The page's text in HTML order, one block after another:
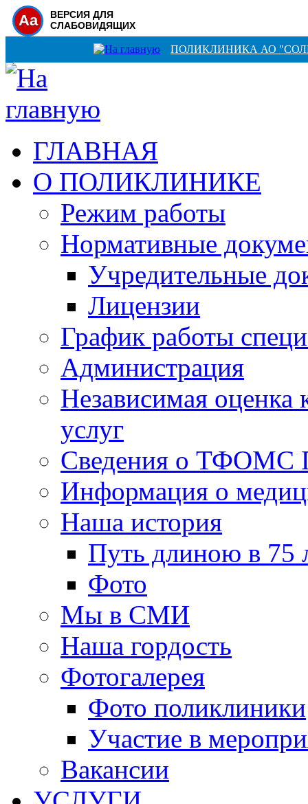
Aa
ВЕРСИЯ ДЛЯ
СЛАБОВИДЯЩИХ
ПОЛИКЛИНИКА АО
ГЛАВНАЯ
О ПОЛИКЛИНИКЕ
Режим работы
Нормативные
Учредительные
Лицензии
График работы
Администрация
Независимая оценка
услуг
Сведения о ТФОМС
Информация о
Наша история
Путь длиною в 75
Фото
Мы в СМИ
Наша гордость
Фотогалерея
Фото поликлиники
Участие в
Вакансии